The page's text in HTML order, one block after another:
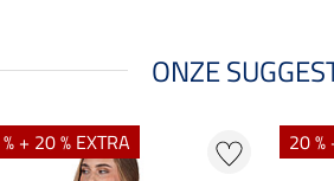
ONZE
+ 20 % EXTRA 20 %